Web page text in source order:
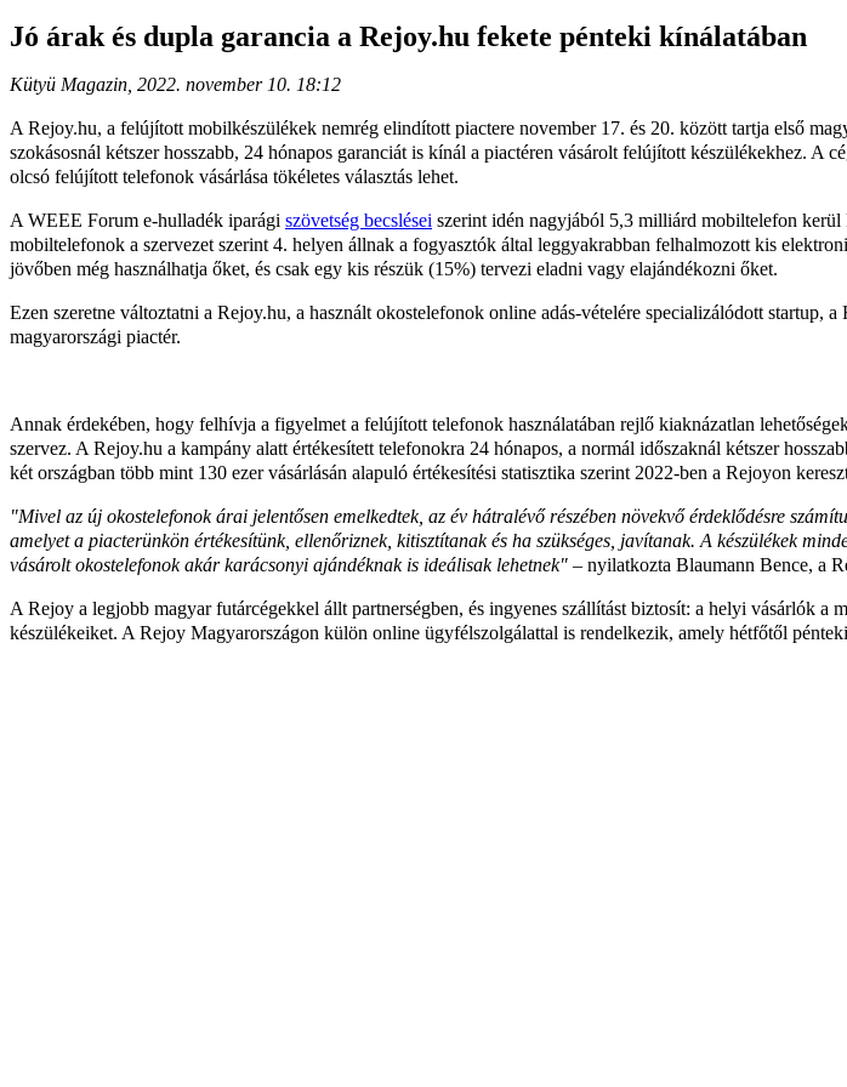
Jó árak és dupla garancia a Rejoy.hu fekete pénteki kínálatában
Kütyü Magazin, 2022. november 10. 18:12
A Rejoy.hu, a felújított mobilkészülékek nemrég elindított piactere november 17. és 20. között tartja első
szokásosnál kétszer hosszabb, 24 hónapos garanciát is kínál a piactéren vásárolt felújított készülékekhez.
olcsó felújított telefonok vásárlása tökéletes választás lehet.
A WEEE Forum e-hulladék iparági szövetség becslései szerint idén nagyjából 5,3 milliárd mobiltelefon kerül
mobiltelefonok a szervezet szerint 4. helyen állnak a fogyasztók által leggyakrabban felhalmozott kis
jövőben még használhatja őket, és csak egy kis részük (15%) tervezi eladni vagy elajándékozni őket.
Ezen szeretne változtatni a Rejoy.hu, a használt okostelefonok online adás-vételére specializálódott
magyarországi piactér.
Annak érdekében, hogy felhívja a figyelmet a felújított telefonok használatában rejlő kiaknázatlan
szervez. A Rejoy.hu a kampány alatt értékesített telefonokra 24 hónapos, a normál időszaknál kétszer
két országban több mint 130 ezer vásárlásán alapuló értékesítési statisztika szerint 2022-ben a Rejoyon
"Mivel az új okostelefonok árai jelentősen emelkedtek, az év hátralévő részében növekvő érdeklődésre
amelyet a piacterünkön értékesítünk, ellenőriznek, kitisztítanak és ha szükséges, javítanak. A készülékek
vásárolt okostelefonok akár karácsonyi ajándéknak is ideálisak lehetnek" – nyilatkozta Blaumann Bence, a
A Rejoy a legjobb magyar futárcégekkel állt partnerségben, és ingyenes szállítást biztosít: a helyi vásárlók
készülékeiket. A Rejoy Magyarországon külön online ügyfélszolgálattal is rendelkezik, amely hétfőtől